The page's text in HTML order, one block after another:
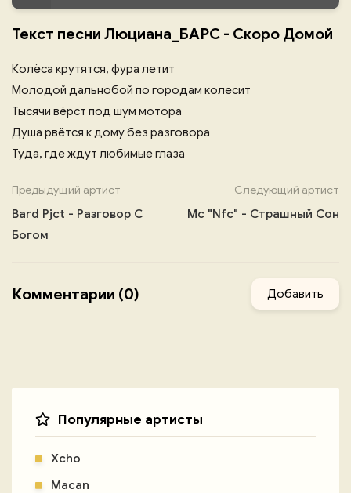
Текст песни Люциана_БАРС - Скоро Домой
Колёса крутятся, фура летит
Молодой дальнобой по городам колесит
Тысячи вёрст под шум мотора
Душа рвётся к дому без разговора
Туда, где ждут любимые глаза
Предыдущий артист
Bard Pjct - Разговор С
Богом
Следующий артист
Mc "Nfc" - Страшный Сон
Комментарии (0) Добавить
Популярные артисты
Xcho
Macan